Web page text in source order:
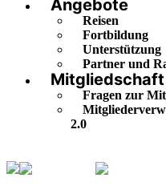
Angebote
Reisen
Fortbildung
Unterstützung
Partner und
Mitgliedschaft
Fragen zur
2.0